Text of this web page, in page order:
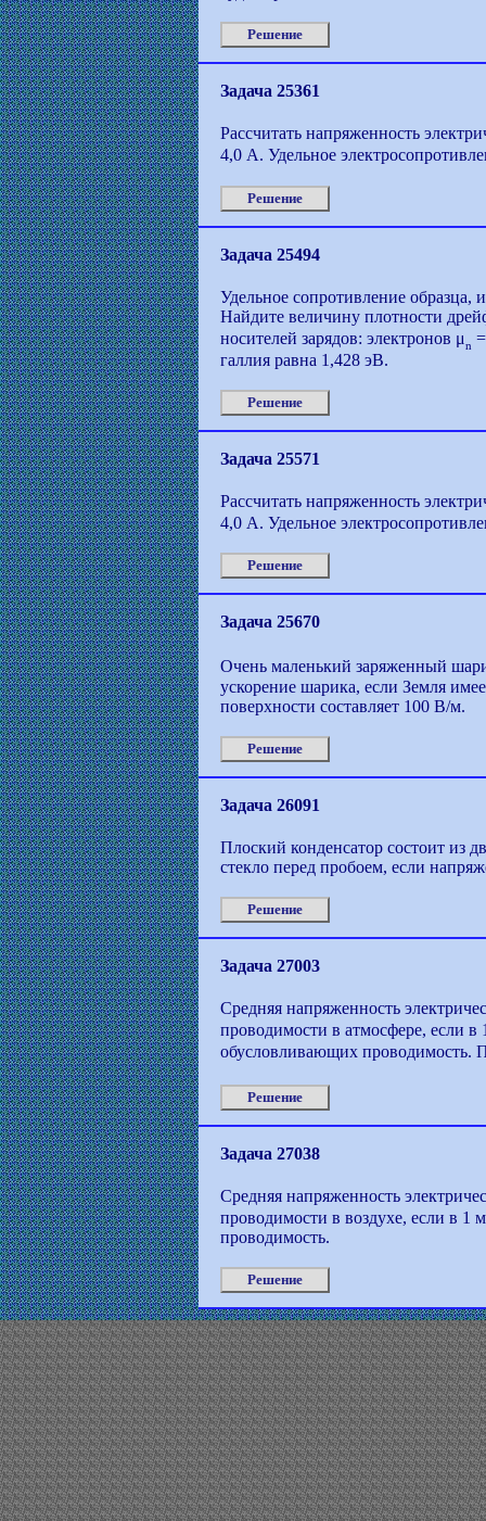
Решение
Задача 25361
Рассчитать напряженность
4,0 А. Удельное
Решение
Задача 25494
Удельное сопротивление образца,
Найдите величину плотности
носителей зарядов: электронов μn
галлия равна 1,428 эВ.
Решение
Задача 25571
Рассчитать напряженность
4,0 А. Удельное
Решение
Задача 25670
Очень маленький заряженный
ускорение шарика, если Земля
поверхности составляет 100 В/м.
Решение
Задача 26091
Плоский конденсатор состоит из
стекло перед пробоем, если
Решение
Задача 27003
Средняя напряженность
проводимости в атмосфере, если в
обусловливающих проводимость.
Решение
Задача 27038
Средняя напряженность
проводимости в воздухе, если в 1 м
проводимость.
Решение